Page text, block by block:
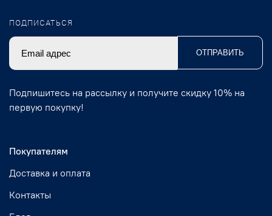
Покупателям
Доставка и оплата
Контакты
ПОДПИСАТЬСЯ
ОТПРАВИТЬ
Подпишитесь на рассылку и получите скидку 10% на
первую покупку!